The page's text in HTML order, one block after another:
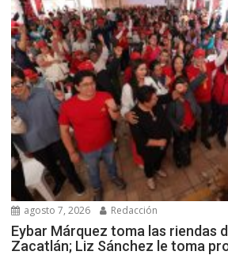
agosto 7, 2026 Redacción
Eybar Márquez toma las riendas
Zacatlán; Liz Sánchez le toma